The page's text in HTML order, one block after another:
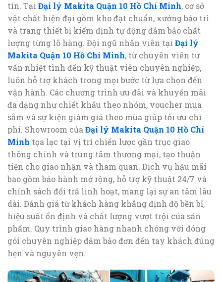
tín. Tại Đại lý Makita Quận 10 Hồ Chí Minh, cơ sở
vật chất hiện đại gồm kho đạt chuẩn, xưởng bảo trì
và trang thiết bị kiểm định tự động đảm bảo chất
lượng từng lô hàng. Đội ngũ nhân viên tại Đại lý
Makita Quận 10 Hồ Chí Minh, từ chuyên viên tư
vấn nhiệt tình đến kỹ thuật viên chuyên nghiệp,
luôn hỗ trợ khách trong mọi bước từ lựa chọn đến
vận hành. Các chương trình ưu đãi và khuyến mãi
đa dạng như chiết khấu theo nhóm, voucher mua
sắm và sự kiện giảm giá theo mùa giúp tối ưu chi
phí. Showroom của Đại lý Makita Quận 10 Hồ Chí
Minh tọa lạc tại vị trí chiến lược gần trục giao
thông chính và trung tâm thương mại, tạo thuận
tiện cho giao nhận và tham quan. Dịch vụ hậu mãi
bao gồm bảo hành mở rộng, hỗ trợ kỹ thuật 24/7 và
chính sách đổi trả linh hoạt, mang lại sự an tâm lâu
dài. Đánh giá từ khách hàng khẳng định độ bền bỉ,
hiệu suất ổn định và chất lượng vượt trội của sản
phẩm. Quy trình giao hàng nhanh chóng với đóng
gói chuyên nghiệp đảm bảo đơn đến tay khách đúng
hẹn và nguyên vẹn.